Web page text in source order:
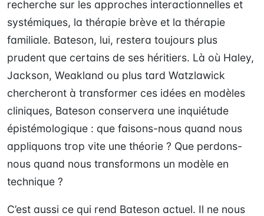
recherche sur les approches interactionnelles et
systémiques, la thérapie brève et la thérapie
familiale. Bateson, lui, restera toujours plus
prudent que certains de ses héritiers. Là où Haley,
Jackson, Weakland ou plus tard Watzlawick
chercheront à transformer ces idées en modèles
cliniques, Bateson conservera une inquiétude
épistémologique : que faisons-nous quand nous
appliquons trop vite une théorie ? Que perdons-
nous quand nous transformons un modèle en
technique ?
C’est aussi ce qui rend Bateson actuel. Il ne nous